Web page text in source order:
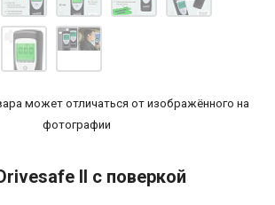
может отличаться от изображённого на
фотографии
II с поверкой